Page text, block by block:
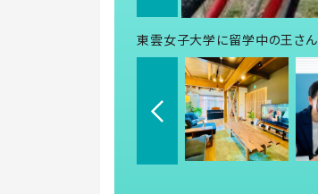
東雲女子大学に留学中の王さん